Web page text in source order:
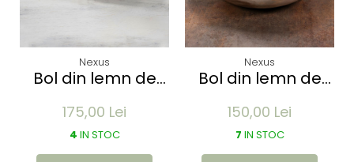
Nexus
Bol din lemn de
pentru fructe,
legume -
decorativ -
175,00 Lei
4 IN STOC
Nexus
Bol din lemn de
ideal pentru
fructe, legume -
decorativ -
150,00 Lei
7 IN STOC